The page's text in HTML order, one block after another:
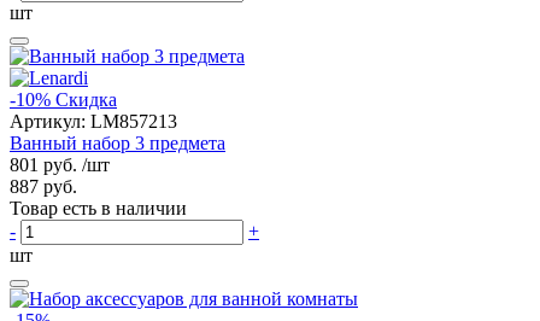
шт
-10% Скидка
Артикул: LM857213
Ванный набор 3 предмета
801 руб. /шт
887 руб.
Товар есть в наличии
-
+
шт